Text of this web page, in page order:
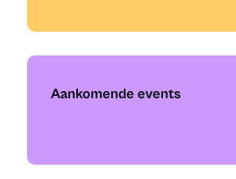
Aankomende events